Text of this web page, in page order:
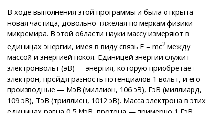
В ходе выполнения этой программы и была открыта
новая частица, довольно тяжёлая по меркам физики
микромира. В этой области науки массу измеряют в
единицах энергии, имея в виду связь Е = mс2 между
массой и энергией покоя. Единицей энергии служит
электронвольт (эВ) — энергия, которую приобретает
электрон, пройдя разность потенциалов 1 вольт, и его
производные — МэВ (миллион, 106 эВ), ГэВ (миллиард,
109 эВ), ТэВ (триллион, 1012 эВ). Масса электрона в этих
единицах равна 0,5 МэВ, протона — примерно 1 ГэВ,